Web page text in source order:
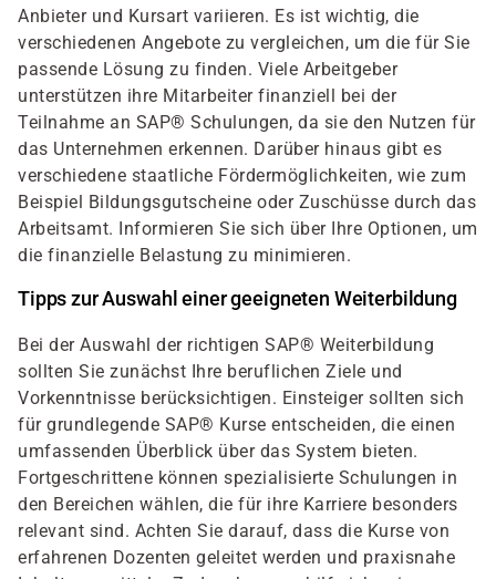
Anbieter und Kursart variieren. Es ist wichtig, die
verschiedenen Angebote zu vergleichen, um die für Sie
passende Lösung zu finden. Viele Arbeitgeber
unterstützen ihre Mitarbeiter finanziell bei der
Teilnahme an SAP® Schulungen, da sie den Nutzen für
das Unternehmen erkennen. Darüber hinaus gibt es
verschiedene staatliche Fördermöglichkeiten, wie zum
Beispiel Bildungsgutscheine oder Zuschüsse durch das
Arbeitsamt. Informieren Sie sich über Ihre Optionen, um
die finanzielle Belastung zu minimieren.
Tipps zur Auswahl einer geeigneten Weiterbildung
Bei der Auswahl der richtigen SAP® Weiterbildung
sollten Sie zunächst Ihre beruflichen Ziele und
Vorkenntnisse berücksichtigen. Einsteiger sollten sich
für grundlegende SAP® Kurse entscheiden, die einen
umfassenden Überblick über das System bieten.
Fortgeschrittene können spezialisierte Schulungen in
den Bereichen wählen, die für ihre Karriere besonders
relevant sind. Achten Sie darauf, dass die Kurse von
erfahrenen Dozenten geleitet werden und praxisnahe